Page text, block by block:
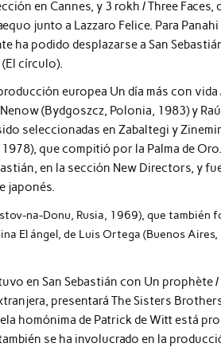
en Cannes, y 3 rokh / Three Faces,
junto a Lazzaro Felice. Para
ha podido desplazarse a San
círculo).
europea Un día más con
(Bydgoszcz, Polonia, 1983) y
seleccionadas en Zabaltegi y
que compitió por la Palma de
en la sección New Directors, y
japonés.
na-Donu, Rusia, 1969), que también
El ángel, de Luis Ortega (Buenos
en San Sebastián con Un prophète
presentará The Sisters
homónima de Patrick de Witt está
se ha involucrado en la